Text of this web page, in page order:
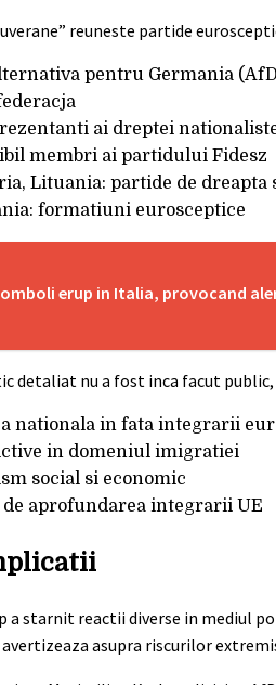
reuneste partide
pentru Germania
ai dreptei
membri ai partidului Fidesz
Lituania: partide de dreapta
formatiuni eurosceptice
erup in Italia, provocand
detaliat nu a fost inca facut public,
nationala in fata integrarii
in domeniul imigratiei
social si economic
de aprofundarea integrarii UE
a starnit reactii diverse in mediul
asupra riscurilor